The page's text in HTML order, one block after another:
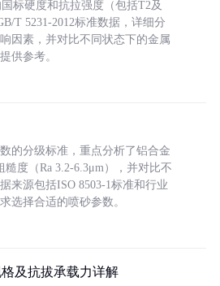
标硬度和抗拉强度（包括T2及
T 5231-2012标准数据，详细分
因素，并对比不同状态下的金属
供参考。
的分级标准，重点分析了铝合金
度（Ra 3.2-6.3μm），并对比不
来源包括ISO 8503-1标准和行业
选择合适的喷砂参数。
及抗拔承载力详解